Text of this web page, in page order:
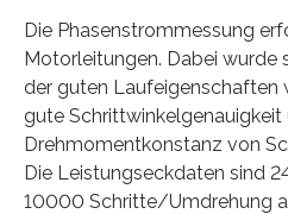
Die Phasenstrommessung
Motorleitungen. Dabei wurde
der guten Laufeigenschaften
gute Schrittwinkelgenauigkeit
Drehmomentkonstanz von
Die Leistungseckdaten sind
10000 Schritte/Umdrehung